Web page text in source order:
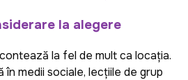
la alegere
la fel de mult ca locația.
în medii sociale, lecțiile de grup